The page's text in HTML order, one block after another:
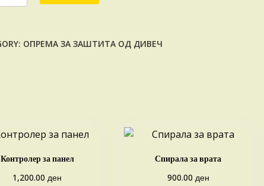
ОПРЕМА ЗА ЗАШТИТА ОД ДИВЕЧ
Контролер за панел
1,200.00ден
Спирала за врата
900.00 ден